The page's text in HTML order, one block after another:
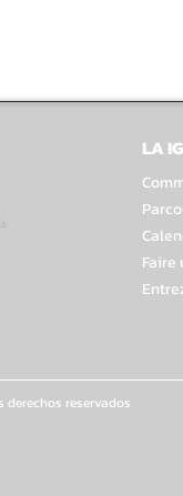
LA
Faire
derechos reservados